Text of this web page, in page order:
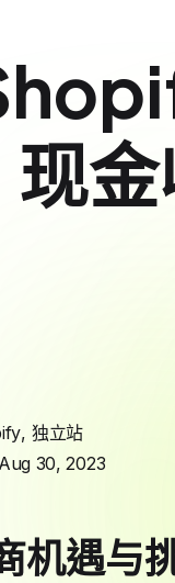
现
, 独立站
30, 2023
机遇与